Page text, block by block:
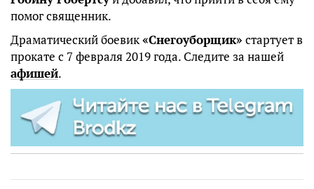
помог священник.
Драматический боевик«Снегоуборщик» стартует в
прокате с 7 февраля 2019 года. Следите за нашей
афишей.